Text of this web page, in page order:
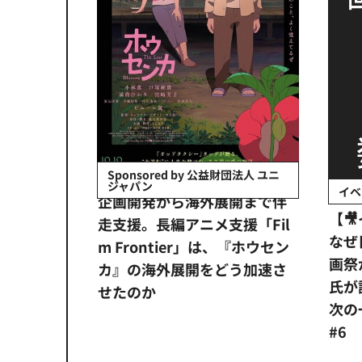
Sponsored by 公益財団法人 ユニ
ジャパン
企画開発から海外展開まで伴
走支援。長編アニメ支援「Fil
m Frontier」は、『ホウセン
カ』の海外展開をどう加速さ
せたのか
イ
【
な
画
氏
次
#6